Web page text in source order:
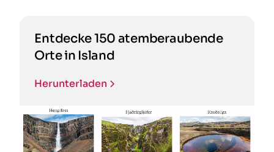
Entdecke 150 atemberaubende
Orte in Island
Herunterladen